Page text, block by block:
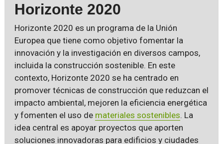
Horizonte 2020
Horizonte 2020 es un programa de la Unión
Europea que tiene como objetivo fomentar la
innovación y la investigación en diversos campos,
incluida la construcción sostenible. En este
contexto, Horizonte 2020 se ha centrado en
promover técnicas de construcción que reduzcan el
impacto ambiental, mejoren la eficiencia energética
y fomenten el uso de materiales sostenibles. La
idea central es apoyar proyectos que aporten
soluciones innovadoras para edificios y ciudades